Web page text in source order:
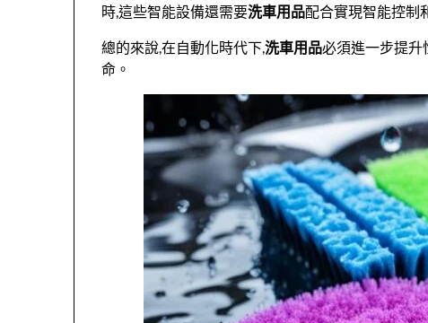
時,這些智能設備還需要洗車用品配合實現智能控制
總的來說,在自動化時代下,洗車用品必須進一步提升
命。